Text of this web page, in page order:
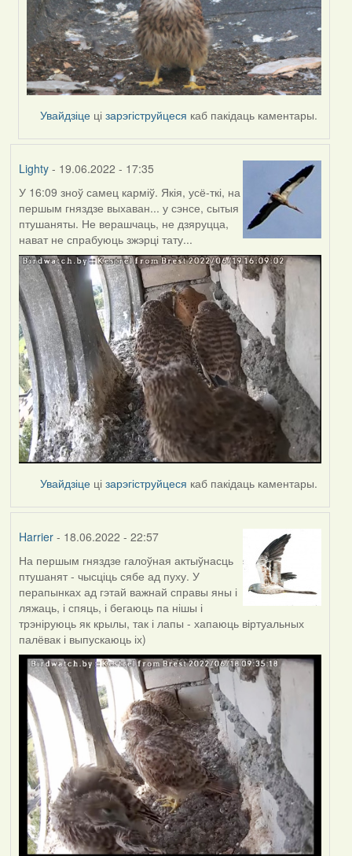
Увайдзіце цізарэгіструйцеся каб пакідаць каментары.
Lighty- 19.06.2022 - 17:35
У 16:09 зноў самец карміў. Якія, усё-ткі, на
першым гняздзе выхаван... у сэнсе, сытыя
птушаняты. Не верашчаць, не дзяруцца,
нават не спрабуюць зжэрці тату...
Увайдзіце цізарэгіструйцеся каб пакідаць каментары.
Harrier- 18.06.2022 - 22:57
На першым гняздзе галоўная актыўнасць
птушанят - чысціць сябе ад пуху. У
перапынках ад гэтай важнай справы яны і
ляжаць, і спяць, і бегаюць па нішы і
трэніруюць як крылы, так і лапы - хапаюць віртуальных
палёвак і выпускаюць іх)